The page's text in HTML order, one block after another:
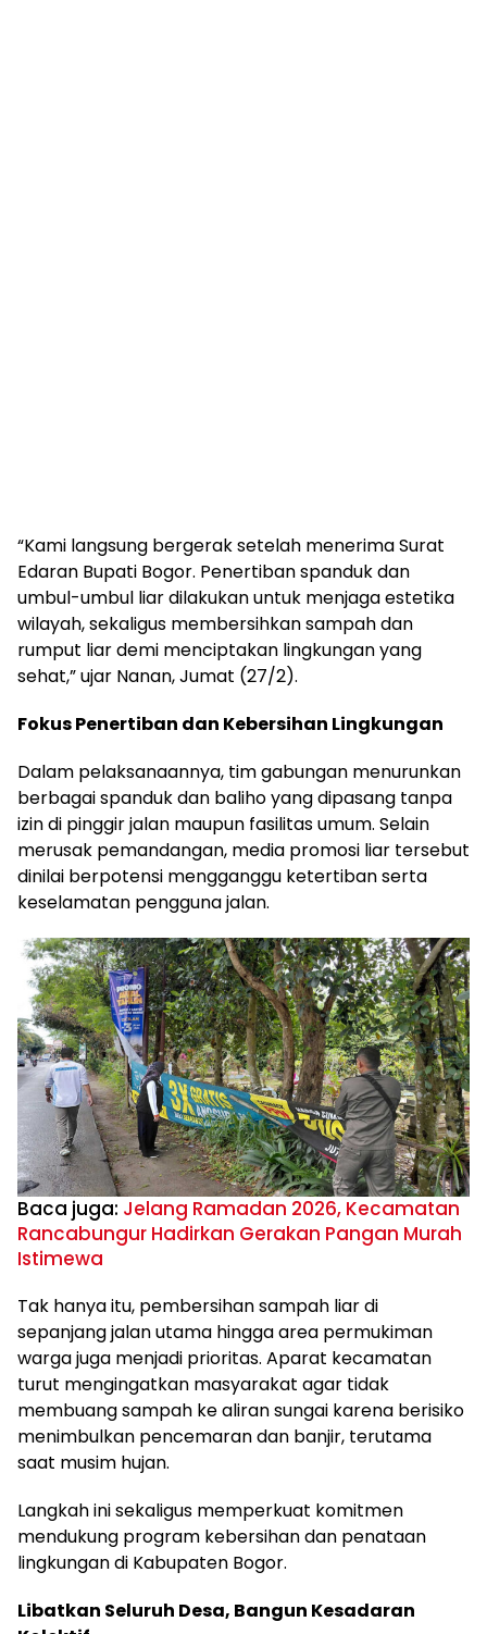
“Kami langsung bergerak setelah menerima Surat
Edaran Bupati Bogor. Penertiban spanduk dan
umbul-umbul liar dilakukan untuk menjaga estetika
wilayah, sekaligus membersihkan sampah dan
rumput liar demi menciptakan lingkungan yang
sehat,” ujar Nanan, Jumat (27/2).
Fokus Penertiban dan Kebersihan Lingkungan
Dalam pelaksanaannya, tim gabungan menurunkan
berbagai spanduk dan baliho yang dipasang tanpa
izin di pinggir jalan maupun fasilitas umum. Selain
merusak pemandangan, media promosi liar tersebut
dinilai berpotensi mengganggu ketertiban serta
keselamatan pengguna jalan.
Baca juga: Jelang Ramadan 2026, Kecamatan
Rancabungur Hadirkan Gerakan Pangan Murah
Istimewa
Tak hanya itu, pembersihan sampah liar di
sepanjang jalan utama hingga area permukiman
warga juga menjadi prioritas. Aparat kecamatan
turut mengingatkan masyarakat agar tidak
membuang sampah ke aliran sungai karena berisiko
menimbulkan pencemaran dan banjir, terutama
saat musim hujan.
Langkah ini sekaligus memperkuat komitmen
mendukung program kebersihan dan penataan
lingkungan di Kabupaten Bogor.
Libatkan Seluruh Desa, Bangun Kesadaran